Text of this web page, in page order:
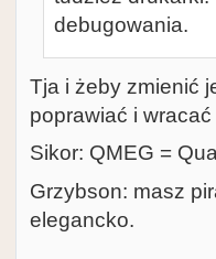
debugowania.
Tja i żeby zmienić
poprawiać i
Sikor: QMEG =
Grzybson: masz
elegancko.